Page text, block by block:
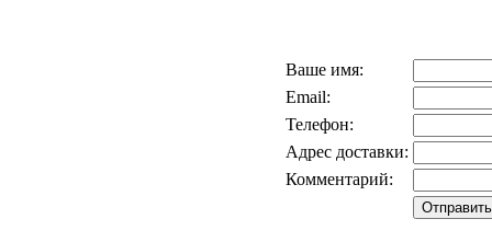
Ваше имя:
Email:
Телефон:
Адрес доставки:
Комментарий: